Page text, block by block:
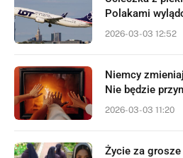
Polakami
2026-03-03 12:52
Niemcy
Nie będzie
2026-03-03 11:20
Życie za